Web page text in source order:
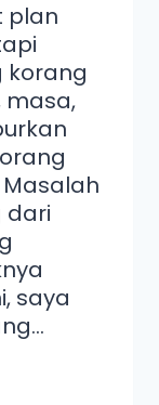
plan
korang
masa,
dari
saya